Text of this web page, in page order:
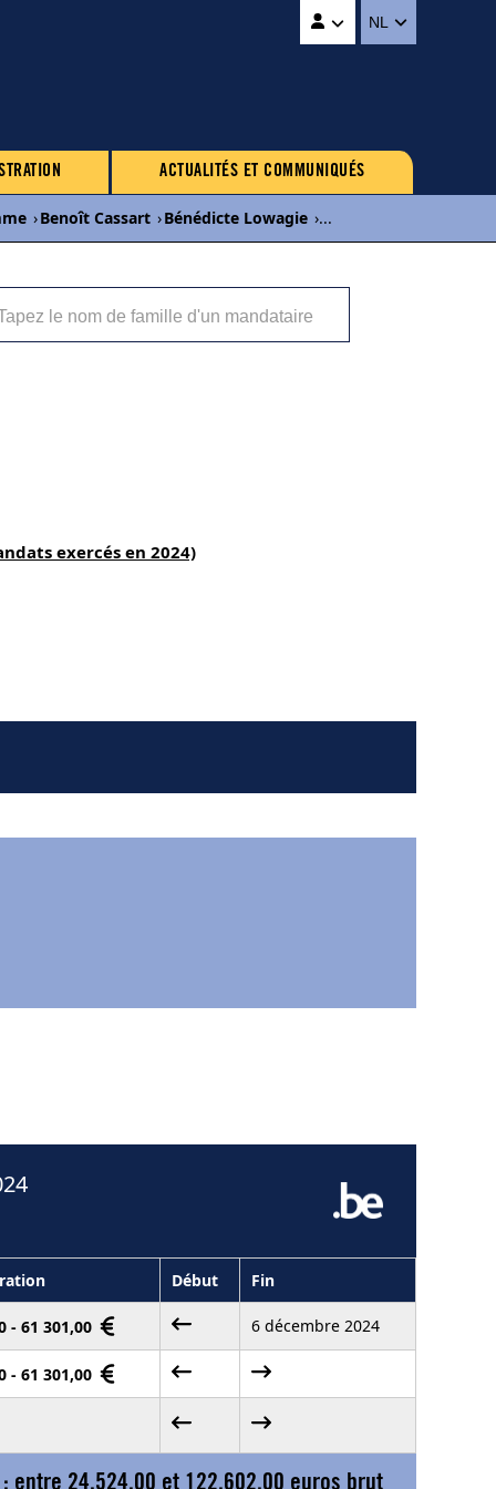
NL
ACTUALITÉS ET COMMUNIQUÉS
›Benoît Cassart ›Bénédicte Lowagie ›...
exercés en 2024)
Début Fin
- 61 301,00 6 décembre 2024
- 61 301,00
entre 24.524,00 et 122.602,00 euros brut